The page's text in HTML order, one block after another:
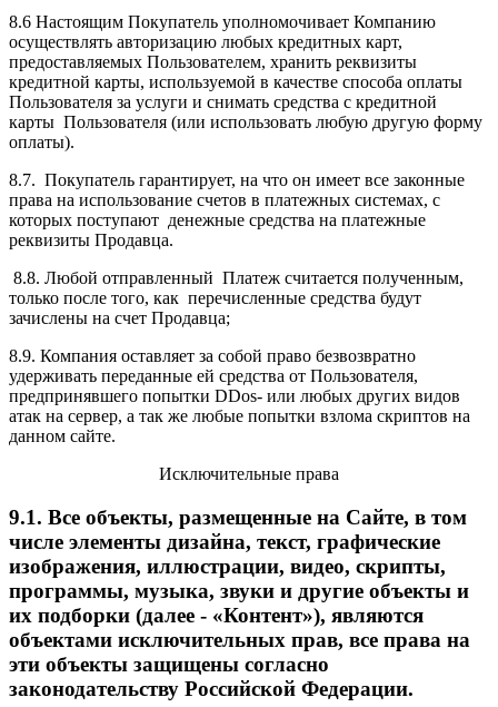
8.6 Настоящим Покупатель уполномочивает Компанию
осуществлять авторизацию любых кредитных карт,
предоставляемых Пользователем, хранить реквизиты
кредитной карты, используемой в качестве способа оплаты
Пользователя за услуги и снимать средства с кредитной
карты Пользователя (или использовать любую другую форму
оплаты).
8.7. Покупатель гарантирует, на что он имеет все законные
права на использование счетов в платежных системах, с
которых поступают денежные средства на платежные
реквизиты Продавца.
8.8. Любой отправленный Платеж считается полученным,
только после того, как перечисленные средства будут
зачислены на счет Продавца;
8.9. Компания оставляет за собой право безвозвратно
удерживать переданные ей средства от Пользователя,
предпринявшего попытки DDos- или любых других видов
атак на сервер, а так же любые попытки взлома скриптов на
данном сайте.
Исключительные права
9.1. Все объекты, размещенные на Сайте, в том
числе элементы дизайна, текст, графические
изображения, иллюстрации, видео, скрипты,
программы, музыка, звуки и другие объекты и
их подборки (далее - «Контент»), являются
объектами исключительных прав, все права на
эти объекты защищены согласно
законодательству Российской Федерации.